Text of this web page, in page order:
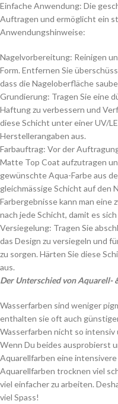
Einfache Anwendung: Die
Auftragen und ermöglicht ein
Anwendungshinweise:
Nagelvorbereitung: Reinigen
Form. Entfernen Sie
dass die Nageloberfläche
Grundierung: Tragen Sie eine
Haftung zu verbessern und
diese Schicht unter einer UV/
Herstellerangaben aus.
Farbauftrag: Vor der
Matte Top Coat aufzutragen
gewünschte Aqua-Farbe aus
gleichmässige Schicht auf den
Farbergebnisse kann man
nach jede Schicht, damit es
Versiegelung: Tragen Sie
das Design zu versiegeln und
zu sorgen. Härten Sie diese
aus.
Der Unterschied von Aquarell-
Wasserfarben sind weniger
enthalten sie oft auch
Wasserfarben nicht so
Wenn Du beides ausprobierst
Aquarellfarben eine
Aquarellfarben trocknen viel
viel einfacher zu arbeiten.
viel Spass!